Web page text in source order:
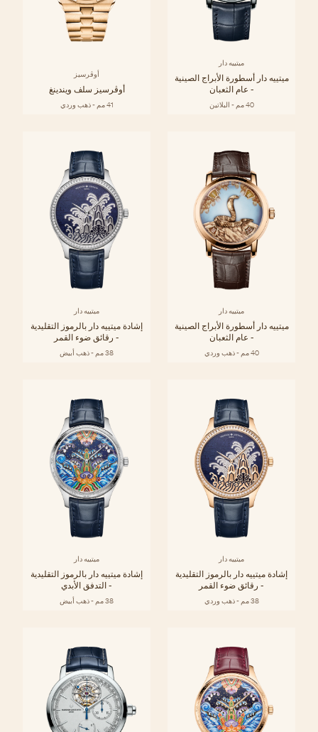
ميتييه دار
ميتييه دار أسطورة الأبراج الصينية
- عام الثعبان
40 مم - البلاتين
أوڤرسيز
أوڤرسيز سلف ويندينغ
41 مم - ذهب وردي
ميتييه دار
ميتييه دار أسطورة الأبراج الصينية
- عام الثعبان
40 مم - ذهب وردي
ميتييه دار
إشادة ميتييه دار بالرموز التقليدية
- رقائق ضوء القمر
38 مم - ذهب أبيض
ميتييه دار
إشادة ميتييه دار بالرموز التقليدية
- رقائق ضوء القمر
38 مم - ذهب وردي
ميتييه دار
إشادة ميتييه دار بالرموز التقليدية
- التدفق الأبدي
38 مم - ذهب أبيض